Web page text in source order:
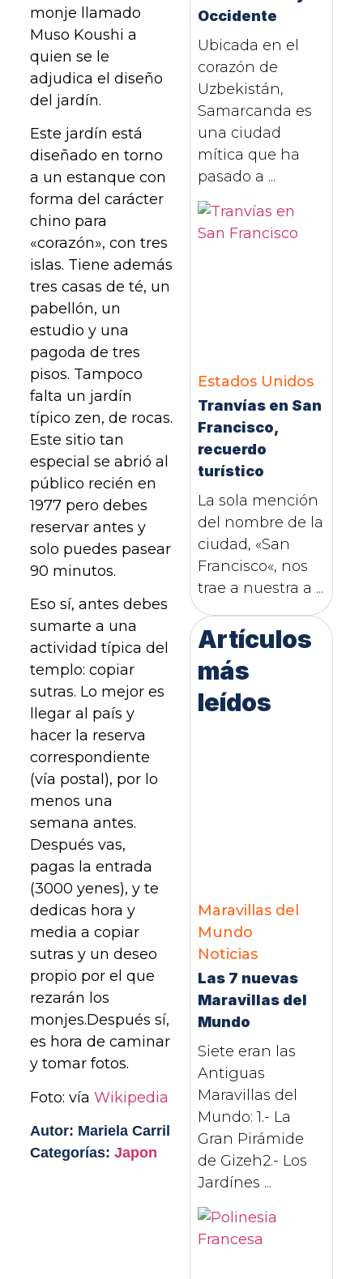
monje llamado
Muso Koushi a
quien se le
adjudica el diseño
del jardín.
Este jardín está
diseñado en torno
a un estanque con
forma del carácter
chino para
«corazón», con tres
islas. Tiene además
tres casas de té, un
pabellón, un
estudio y una
pagoda de tres
pisos. Tampoco
falta un jardín
típico zen, de rocas.
Este sitio tan
especial se abrió al
público recién en
1977 pero debes
reservar antes y
solo puedes pasear
90 minutos.
Eso sí, antes debes
sumarte a una
actividad típica del
templo: copiar
sutras. Lo mejor es
llegar al país y
hacer la reserva
correspondiente
(vía postal), por lo
menos una
semana antes.
Después vas,
pagas la entrada
(3000 yenes), y te
dedicas hora y
media a copiar
sutras y un deseo
propio por el que
rezarán los
monjes.Después sí,
es hora de caminar
y tomar fotos.
Foto: víaWikipedia
Autor: Mariela Carril
Categorías:Japon
Occidente
Ubicada en el
corazón de
Uzbekistán,
Samarcanda es
una ciudad
mítica que ha
pasado a ...
Estados Unidos
Tranvías en San
Francisco,
recuerdo
turístico
La sola mención
del nombre de la
ciudad, «San
Francisco«, nos
trae a nuestra a ...
Artículos
más
leídos
Maravillas del
Mundo
Noticias
Las 7 nuevas
Maravillas del
Mundo
Siete eran las
Antiguas
Maravillas del
Mundo: 1.- La
Gran Pirámide
de Gizeh2.- Los
Jardínes ...